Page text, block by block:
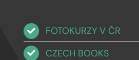
FOTOKURZY V ČR
CZECH BOOKS